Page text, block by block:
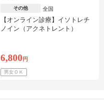
その他 全国
【オンライン診療】イソトレチ
ノイン（アクネトレント）
6,800 円
男女ＯＫ